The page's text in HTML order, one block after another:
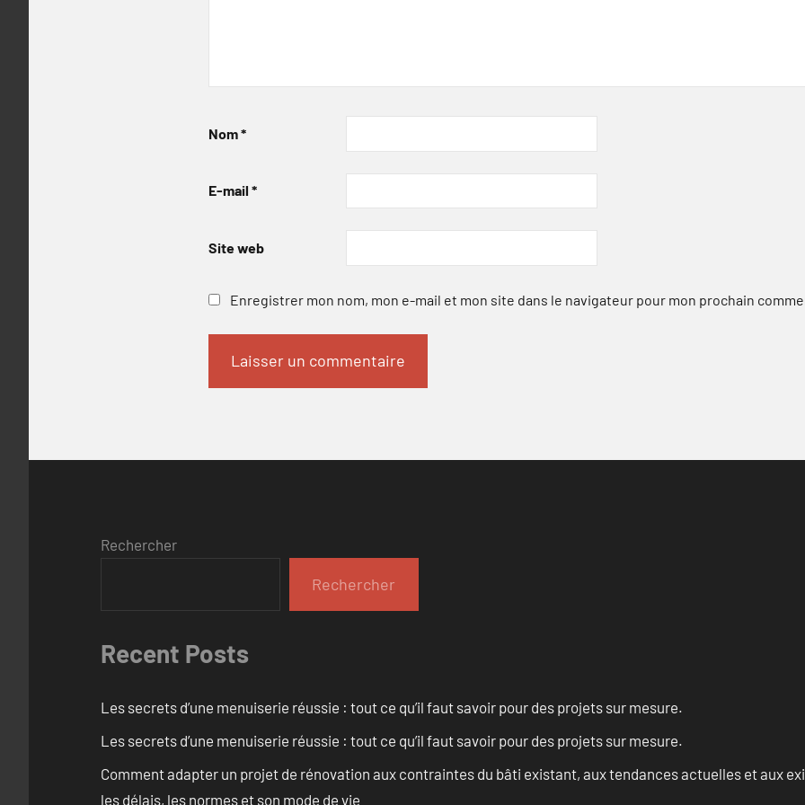
Nom*
E-mail *
Site web
Enregistrer mon nom, mon e-mail et mon site dans le navigateur pour mon prochain
Rechercher
Rechercher
Recent Posts
Les secrets d’une menuiserie réussie : tout ce qu’il faut savoir pour des projets sur mesure.
Les secrets d’une menuiserie réussie : tout ce qu’il faut savoir pour des projets sur mesure.
Comment adapter un projet de rénovation aux contraintes du bâti existant, aux tendances actuelles et aux
les délais, les normes et son mode de vie